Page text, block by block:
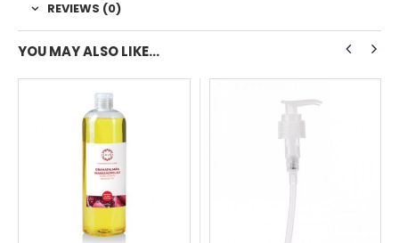
REVIEWS (0)
YOU MAY ALSO LIKE…